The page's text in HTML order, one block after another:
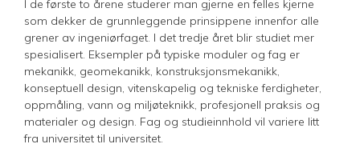
I de første to årene studerer man gjerne en felles kjerne
som dekker de grunnleggende prinsippene innenfor alle
grener av ingeniørfaget. I det tredje året blir studiet mer
spesialisert. Eksempler på typiske moduler og fag er
mekanikk, geomekanikk, konstruksjonsmekanikk,
konseptuell design, vitenskapelig og tekniske ferdigheter,
oppmåling, vann og miljøteknikk, profesjonell praksis og
materialer og design. Fag og studieinnhold vil variere litt
fra universitet til universitet.